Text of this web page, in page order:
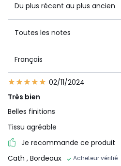
Du plus récent au plus ancien
Toutes les notes
Français
02/11/2024
Très bien
Belles finitions
Tissu agréable
Je recommande ce produit
Cath , Bordeaux Acheteur vérifié